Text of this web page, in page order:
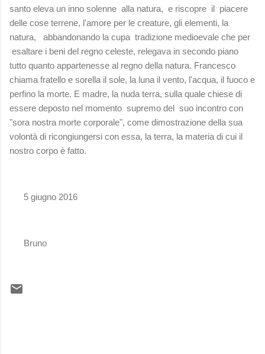
santo eleva un inno solenne alla natura, e riscopre il piacere
delle cose terrene, l'amore per le creature, gli elementi, la
natura, abbandonando la cupa tradizione medioevale che per
esaltare i beni del regno celeste, relegava in secondo piano
tutto quanto appartenesse al regno della natura. Francesco
chiama fratello e sorella il sole, la luna il vento, l'acqua, il fuoco e
perfino la morte. E madre, la nuda terra, sulla quale chiese di
essere deposto nel momento supremo del suo incontro con
"sora nostra morte corporale", come dimostrazione della sua
volontà di ricongiungersi con essa, la terra, la materia di cui il
nostro corpo è fatto.
5 giugno 2016
Bruno